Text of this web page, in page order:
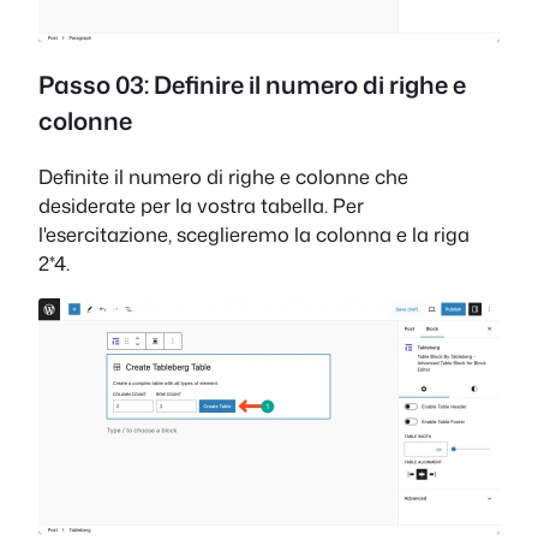
Passo 03: Definire il numero di righe e
colonne
Definite il numero di righe e colonne che
desiderate per la vostra tabella. Per
l'esercitazione, sceglieremo la colonna e la riga
2*4.